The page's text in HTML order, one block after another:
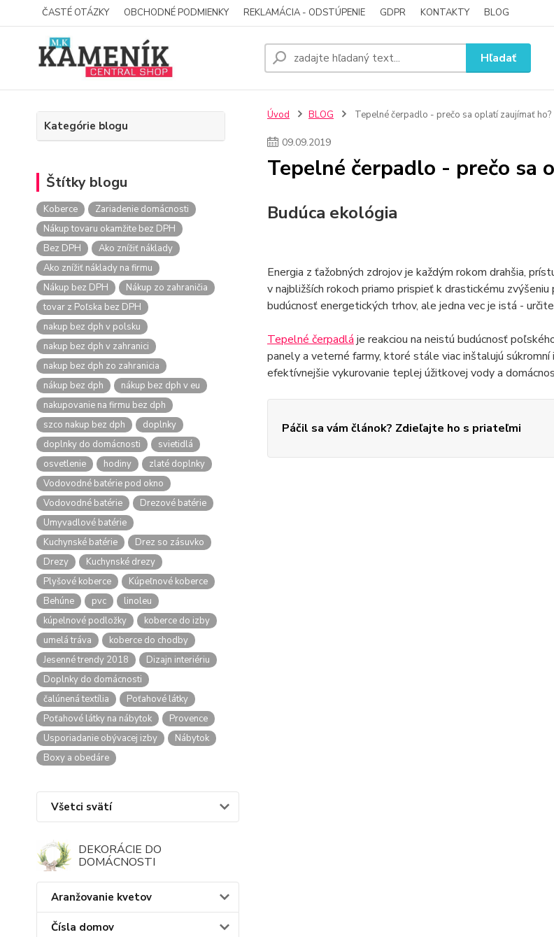
ČASTÉ OTÁZKY OBCHODNÉ PODMIENKY REKLAMÁCIA - ODSTÚPENIE GDPR KONTAKTY BLOG
Hľadať
Kategórie blogu
Štítky blogu
Koberce
Zariadenie domácnosti
Nákup tovaru okamžite bez DPH
Bez DPH
Ako znížiť náklady
Ako znížiť náklady na firmu
Nákup bez DPH
Nákup zo zahraničia
tovar z Poľska bez DPH
nakup bez dph v polsku
nakup bez dph v zahranici
nakup bez dph zo zahranicia
nákup bez dph
nákup bez dph v eu
nakupovanie na firmu bez dph
szco nakup bez dph
doplnky
doplnky do domácnosti
svietidlá
osvetlenie
hodiny
zlaté doplnky
Vodovodné batérie pod okno
Vodovodné batérie
Drezové batérie
Umyvadlové batérie
Kuchynské batérie
Drez so zásuvko
Drezy
Kuchynské drezy
Plyšové koberce
Kúpeľnové koberce
Behúne
pvc
linoleu
kúpelnové podložky
koberce do izby
umelá tráva
koberce do chodby
Jesenné trendy 2018
Dizajn interiériu
Doplnky do domácnosti
čalúnená textília
Poťahové látky
Poťahové látky na nábytok
Provence
Usporiadanie obývacej izby
Nábytok
Boxy a obedáre
Všetci svätí
DEKORÁCIE DO
DOMÁCNOSTI
Aranžovanie kvetov
Čísla domov
Úvod BLOG Tepelné čerpadlo - prečo sa oplatí zaujímať ho?
09.09.2019
Tepelné čerpadlo - prečo sa
Budúca ekológia
Energia z ťažobných zdrojov je každým rokom drahšia,
v najbližších rokoch priamo prispieť k drastickému
budúcnosť energetických trhov, ale jedna vec je istá -
Tepelné čerpadlá je reakciou na neistú budúcnosť
panely a veterné farmy, ktoré stále viac inštalujú
efektívnejšie vykurovanie teplej úžitkovej vody a
Páčil sa vám článok? Zdieľajte ho s priateľmi